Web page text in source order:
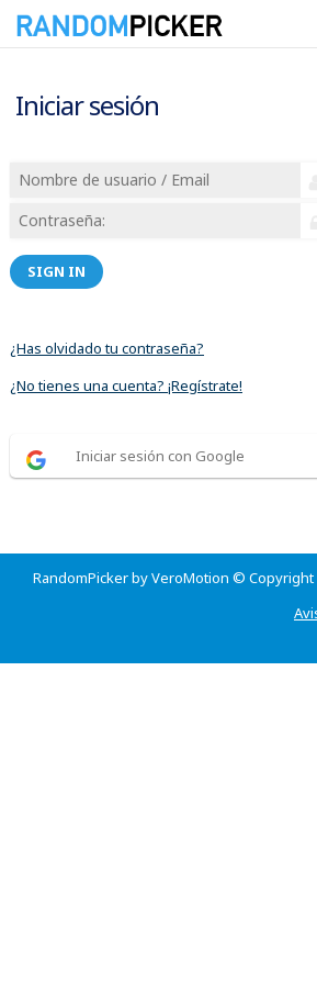
Iniciar sesión
SIGN IN
¿Has olvidado tu contraseña?
¿No tienes una cuenta? ¡Regístrate!
Iniciar sesión con Google
RandomPicker by VeroMotion © Copyright